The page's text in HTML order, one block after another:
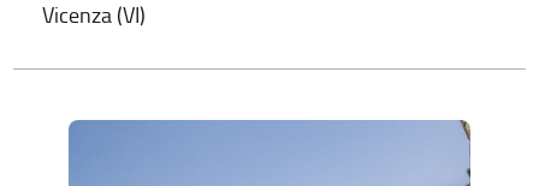
Vicenza (VI)